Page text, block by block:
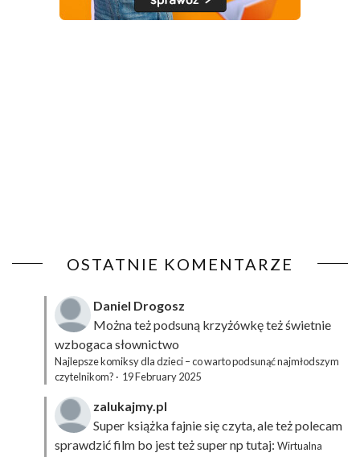
OSTATNIE KOMENTARZE
Daniel Drogosz
Można też podsuną krzyżówkęteż świetnie
wzbogaca słownictwo
Najlepsze komiksy dla dzieci – co warto podsunąć najmłodszym
czytelnikom? · 19 February 2025
zalukajmy.pl
Super książka fajnie się czyta, ale też polecam
sprawdzić film bo jest też super np tutaj: Wirtualna